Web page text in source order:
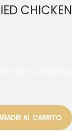
CHICKEN
AL CARRITO